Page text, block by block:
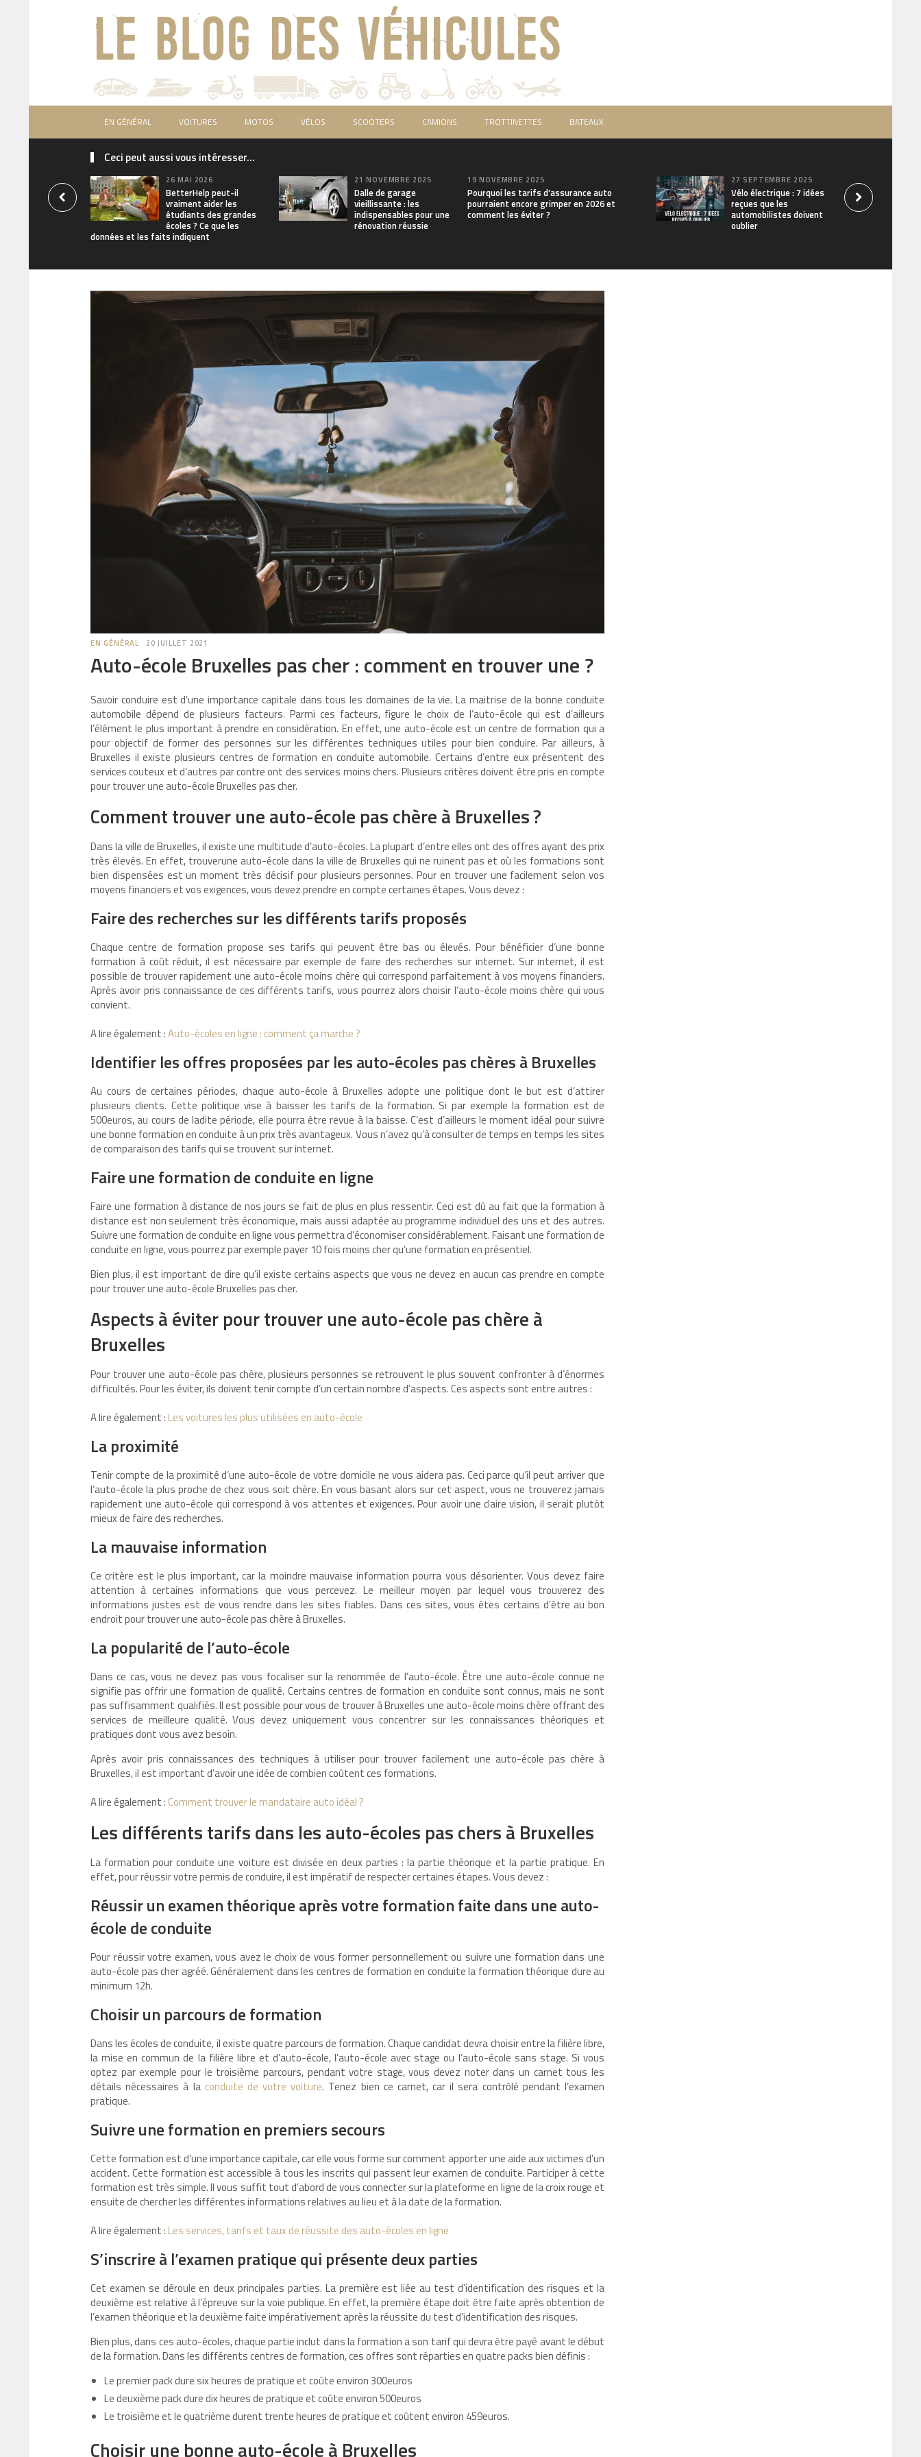
EN GÉNÉRAL VOITURES MOTOS VÉLOS SCOOTERS CAMIONS TROTTINETTES BATEAUX
Ceci peut aussi vous intéresser...
26 MAI 2026
BetterHelp peut-il
vraiment aider les
étudiants des grandes
écoles ? Ce que les
données et les faits indiquent
21 NOVEMBRE 2025
Dalle de garage
vieillissante : les
indispensables pour une
rénovation réussie
19 NOVEMBRE 2025
Pourquoi les tarifs d’assurance auto
pourraient encore grimper en 2026 et
comment les éviter ?
27 SEPTEMBRE 2025
Vélo électrique : 7 idées
reçues que les
automobilistes doivent
oublier
EN GÉNÉRAL 20 JUILLET 2021
Auto-école Bruxelles pas cher : comment en trouver une ?
Savoir conduire est d’une importance capitale dans tous les domaines de la vie. La maitrise de la bonne conduite
automobile dépend de plusieurs facteurs. Parmi ces facteurs, figure le choix de l’auto-école qui est d’ailleurs
l’élément le plus important à prendre en considération. En effet, une auto-école est un centre de formation qui a
pour objectif de former des personnes sur les différentes techniques utiles pour bien conduire. Par ailleurs, à
Bruxelles il existe plusieurs centres de formation en conduite automobile. Certains d’entre eux présentent des
services couteux et d’autres par contre ont des services moins chers. Plusieurs critères doivent être pris en compte
pour trouver une auto-école Bruxelles pas cher.
Comment trouver une auto-école pas chère à Bruxelles ?
Dans la ville de Bruxelles, il existe une multitude d’auto-écoles. La plupart d’entre elles ont des offres ayant des prix
très élevés. En effet, trouverune auto-école dans la ville de Bruxelles qui ne ruinent pas et où les formations sont
bien dispensées est un moment très décisif pour plusieurs personnes. Pour en trouver une facilement selon vos
moyens financiers et vos exigences, vous devez prendre en compte certaines étapes. Vous devez :
Faire des recherches sur les différents tarifs proposés
Chaque centre de formation propose ses tarifs qui peuvent être bas ou élevés. Pour bénéficier d’une bonne
formation à coût réduit, il est nécessaire par exemple de faire des recherches sur internet. Sur internet, il est
possible de trouver rapidement une auto-école moins chère qui correspond parfaitement à vos moyens financiers.
Après avoir pris connaissance de ces différents tarifs, vous pourrez alors choisir l’auto-école moins chère qui vous
convient.
A lire également :Auto-écoles en ligne : comment ça marche ?
Identifier les offres proposées par les auto-écoles pas chères à Bruxelles
Au cours de certaines périodes, chaque auto-école à Bruxelles adopte une politique dont le but est d’attirer
plusieurs clients. Cette politique vise à baisser les tarifs de la formation. Si par exemple la formation est de
500euros, au cours de ladite période, elle pourra être revue à la baisse. C’est d’ailleurs le moment idéal pour suivre
une bonne formation en conduite à un prix très avantageux. Vous n’avez qu’à consulter de temps en temps les sites
de comparaison des tarifs qui se trouvent sur internet.
Faire une formation de conduite en ligne
Faire une formation à distance de nos jours se fait de plus en plus ressentir. Ceci est dû au fait que la formation à
distance est non seulement très économique, mais aussi adaptée au programme individuel des uns et des autres.
Suivre une formation de conduite en ligne vous permettra d’économiser considérablement. Faisant une formation de
conduite en ligne, vous pourrez par exemple payer 10 fois moins cher qu’une formation en présentiel.
Bien plus, il est important de dire qu’il existe certains aspects que vous ne devez en aucun cas prendre en compte
pour trouver une auto-école Bruxelles pas cher.
Aspects à éviter pour trouver une auto-école pas chère à
Bruxelles
Pour trouver une auto-école pas chère, plusieurs personnes se retrouvent le plus souvent confronter à d’énormes
difficultés. Pour les éviter, ils doivent tenir compte d’un certain nombre d’aspects. Ces aspects sont entre autres :
A lire également : Les voitures les plus utilisées en auto-école
La proximité
Tenir compte de la proximité d’une auto-école de votre domicile ne vous aidera pas. Ceci parce qu’il peut arriver que
l’auto-école la plus proche de chez vous soit chère. En vous basant alors sur cet aspect, vous ne trouverez jamais
rapidement une auto-école qui correspond à vos attentes et exigences. Pour avoir une claire vision, il serait plutôt
mieux de faire des recherches.
La mauvaise information
Ce critère est le plus important, car la moindre mauvaise information pourra vous désorienter. Vous devez faire
attention à certaines informations que vous percevez. Le meilleur moyen par lequel vous trouverez des
informations justes est de vous rendre dans les sites fiables. Dans ces sites, vous êtes certains d’être au bon
endroit pour trouver une auto-école pas chère à Bruxelles.
La popularité de l’auto-école
Dans ce cas, vous ne devez pas vous focaliser sur la renommée de l’auto-école. Être une auto-école connue ne
signifie pas offrir une formation de qualité. Certains centres de formation en conduite sont connus, mais ne sont
pas suffisamment qualifiés. Il est possible pour vous de trouver à Bruxelles une auto-école moins chère offrant des
services de meilleure qualité. Vous devez uniquement vous concentrer sur les connaissances théoriques et
pratiques dont vous avez besoin.
Après avoir pris connaissances des techniques à utiliser pour trouver facilement une auto-école pas chère à
Bruxelles, il est important d’avoir une idée de combien coûtent ces formations.
A lire également : Comment trouver le mandataire auto idéal ?
Les différents tarifs dans les auto-écoles pas chers à Bruxelles
La formation pour conduite une voiture est divisée en deux parties : la partie théorique et la partie pratique. En
effet, pour réussir votre permis de conduire, il est impératif de respecter certaines étapes. Vous devez :
Réussir un examen théorique après votre formation faite dans une auto-
école de conduite
Pour réussir votre examen, vous avez le choix de vous former personnellement ou suivre une formation dans une
auto-école pas cher agréé. Généralement dans les centres de formation en conduite la formation théorique dure au
minimum 12h.
Choisir un parcours de formation
Dans les écoles de conduite, il existe quatre parcours de formation. Chaque candidat devra choisir entre la filière libre,
la mise en commun de la filière libre et d’auto-école, l’auto-école avec stage ou l’auto-école sans stage. Si vous
optez par exemple pour le troisième parcours, pendant votre stage, vous devez noter dans un carnet tous les
détails nécessaires à la conduite de votre voiture. Tenez bien ce carnet, car il sera contrôlé pendant l’examen
pratique.
Suivre une formation en premiers secours
Cette formation est d’une importance capitale, car elle vous forme sur comment apporter une aide aux victimes d’un
accident. Cette formation est accessible à tous les inscrits qui passent leur examen de conduite. Participer à cette
formation est très simple. Il vous suffit tout d’abord de vous connecter sur la plateforme en ligne de la croix rouge et
ensuite de chercher les différentes informations relatives au lieu et à la date de la formation.
A lire également : Les services, tarifs et taux de réussite des auto-écoles en ligne
S’inscrire à l’examen pratique qui présente deux parties
Cet examen se déroule en deux principales parties. La première est liée au test d’identification des risques et la
deuxième est relative à l’épreuve sur la voie publique. En effet, la première étape doit être faite après obtention de
l’examen théorique et la deuxième faite impérativement après la réussite du test d’identification des risques.
Bien plus, dans ces auto-écoles, chaque partie inclut dans la formation a son tarif qui devra être payé avant le début
de la formation. Dans les différents centres de formation, ces offres sont réparties en quatre packs bien définis :
Le premier pack dure six heures de pratique et coûte environ 300euros
Le deuxième pack dure dix heures de pratique et coûte environ 500euros
Le troisième et le quatrième durent trente heures de pratique et coûtent environ 459euros.
Choisir une bonne auto-école à Bruxelles